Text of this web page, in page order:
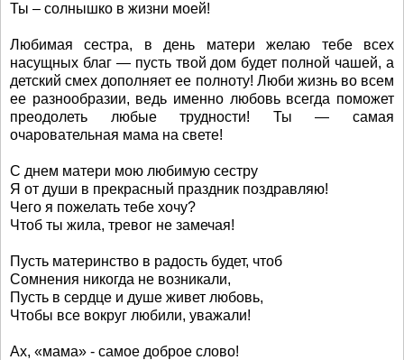
Ты – солнышко в жизни моей!
Любимая сестра, в день матери желаю тебе всех
насущных благ — пусть твой дом будет полной чашей, а
детский смех дополняет ее полноту! Люби жизнь во всем
ее разнообразии, ведь именно любовь всегда поможет
преодолеть любые трудности! Ты — самая
очаровательная мама на свете!
С днем матери мою любимую сестру
Я от души в прекрасный праздник поздравляю!
Чего я пожелать тебе хочу?
Чтоб ты жила, тревог не замечая!
Пусть материнство в радость будет, чтоб
Сомнения никогда не возникали,
Пусть в сердце и душе живет любовь,
Чтобы все вокруг любили, уважали!
Ах, «мама» - самое доброе слово!